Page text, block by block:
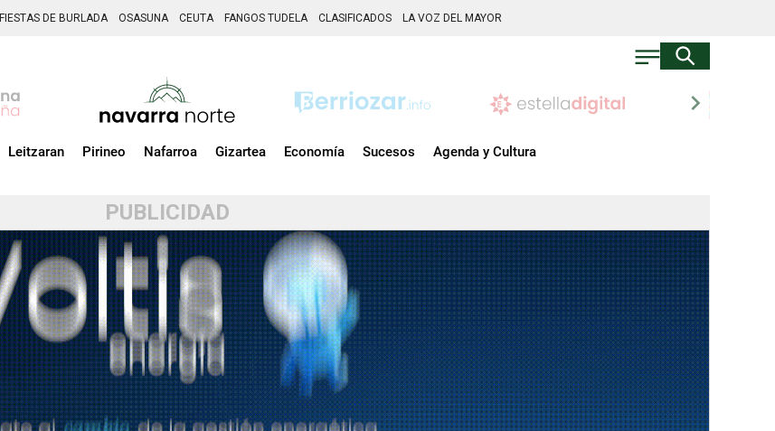
FIESTAS DE BURLADA OSASUNA CEUTA FANGOS TUDELA CLASIFICADOS LA VOZ DEL MAYOR
chevron_right
Leitzaran Pirineo Nafarroa Gizartea Economía Sucesos Agenda y Cultura
PUBLICIDAD